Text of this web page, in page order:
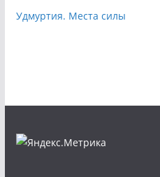
Удмуртия. Места силы